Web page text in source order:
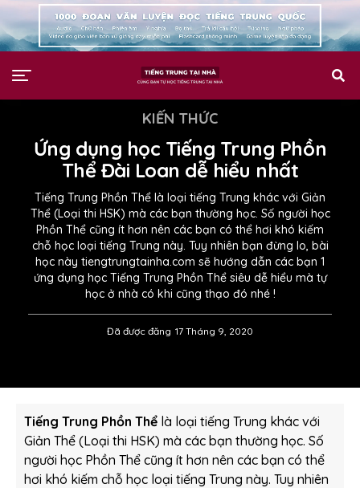
KIẾN THỨC
Ứng dụng học Tiếng Trung Phồn
Thể Đài Loan dễ hiểu nhất
Tiếng Trung Phồn Thể là loại tiếng Trung khác với Giản
Thể (Loại thi HSK) mà các bạn thường học. Số người học
Phồn Thể cũng ít hơn nên các bạn có thể hơi khó kiếm
chỗ học loại tiếng Trung này. Tuy nhiên bạn đừng lo, bài
học này tiengtrungtainha.com sẽ hướng dẫn các bạn 1
ứng dụng học Tiếng Trung Phồn Thể siêu dễ hiểu mà tự
học ở nhà có khi cũng thạo đó nhé !
Đã được đăng 17 Tháng 9, 2020
Tiếng Trung Phồn Thể là loại tiếng Trung khác với
Giản Thể (Loại thi HSK) mà các bạn thường học. Số
người học Phồn Thể cũng ít hơn nên các bạn có thể
hơi khó kiếm chỗ học loại tiếng Trung này. Tuy nhiên